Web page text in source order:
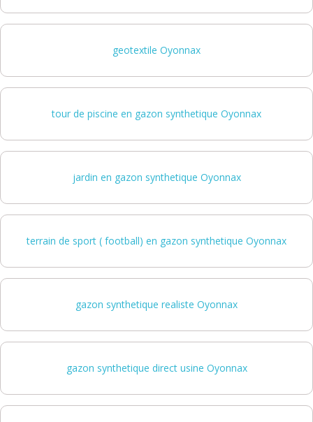
geotextile Oyonnax
tour de piscine en gazon synthetique Oyonnax
jardin en gazon synthetique Oyonnax
terrain de sport ( football) en gazon synthetique Oyonnax
gazon synthetique realiste Oyonnax
gazon synthetique direct usine Oyonnax